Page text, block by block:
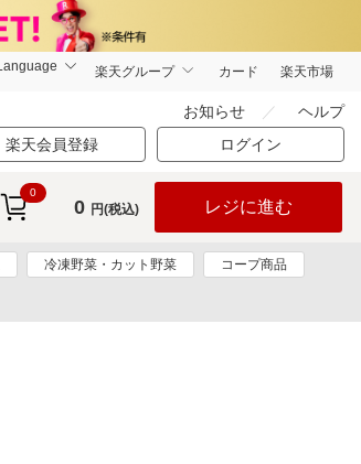
楽天グループ カード 楽天市場
お知らせ ヘルプ
楽天会員登録 ログイン
0
0 円(税込) レジに進む
冷凍野菜・カット野菜 コープ商品